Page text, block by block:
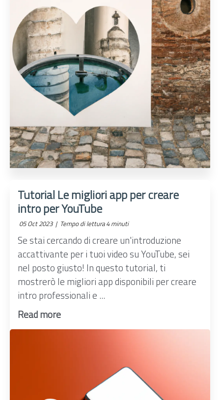
Tutorial Le migliori app per creare
intro per YouTube
05 Oct 2023 | Tempo di lettura 4 minuti
Se stai cercando di creare un'introduzione
accattivante per i tuoi video su YouTube, sei
nel posto giusto! In questo tutorial, ti
mostrerò le migliori app disponibili per creare
intro professionali e ...
Read more